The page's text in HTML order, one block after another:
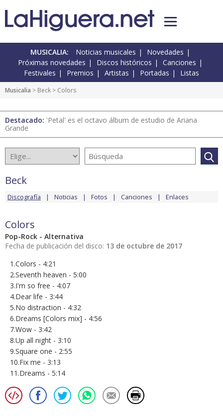
MUSICALIA: Noticias musicales
Novedades
Próximas novedades
Discos históricos
Canciones
Festivales
Premios Artistas Portadas Listas
Musicalia > Beck > Colors
Destacado: 'Petal' es el octavo álbum de estudio de Ariana
Grande
Beck
Discografía Noticias Fotos Canciones Enlaces
Colors
Pop-Rock - Alternativa
Fecha de publicación del disco: 13 de octubre de 2017
1.Colors - 4:21
2.Seventh heaven - 5:00
3.I'm so free - 4:07
4.Dear life - 3:44
5.No distraction - 4:32
6.Dreams [Colors mix] - 4:56
7.Wow - 3:42
8.Up all night - 3:10
9.Square one - 2:55
10.Fix me - 3:13
11.Dreams - 5:14